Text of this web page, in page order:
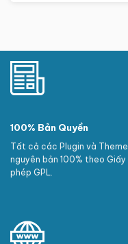
100% Bản Quyền
Tất cả các Plugin và Theme
nguyên bản 100% theo Giấy
phép GPL.